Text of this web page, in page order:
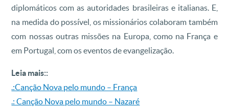
diplomáticos com as autoridades brasileiras e italianas. E,
na medida do possível, os missionários colaboram também
com nossas outras missões na Europa, como na França e
em Portugal, com os eventos de evangelização.
Leia mais::
.:Canção Nova pelo mundo – França
.: Canção Nova pelo mundo – Nazaré